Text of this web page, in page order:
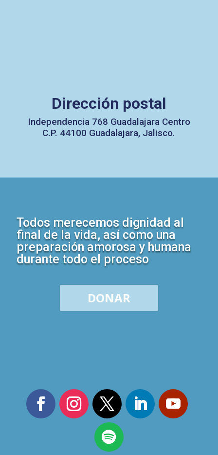
Dirección postal
Independencia 768 Guadalajara Centro
C.P. 44100 Guadalajara, Jalisco.
Todos merecemos dignidad al
final de la vida, así como una
preparación amorosa y humana
durante todo el proceso
DONAR